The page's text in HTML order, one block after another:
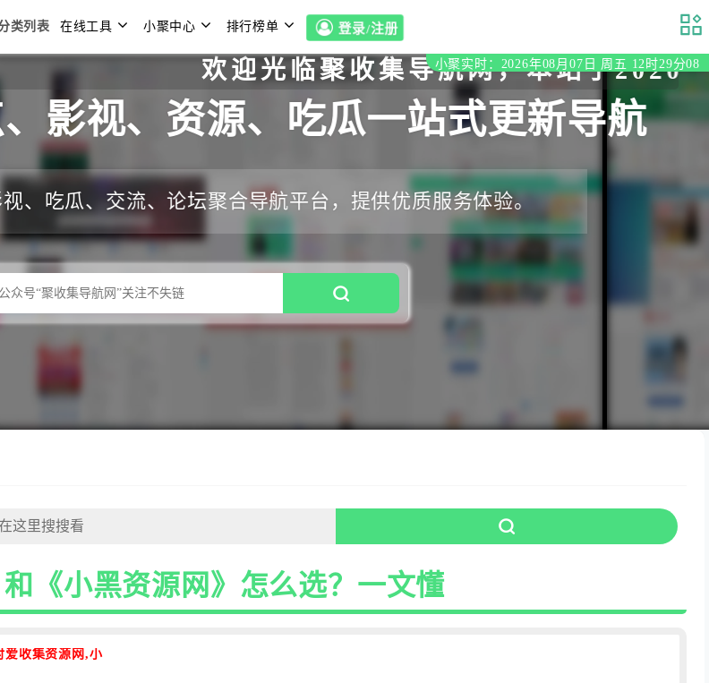
类列表 在线工具 小聚中心 排行榜单 登录/注册
小聚实时：2026年08月07日 周五 12时29分09
欢迎光临聚收集导航网，本站于2020年初立
影视、资源、吃瓜一站式更新导航
、吃瓜、交流、论坛聚合导航平台，提供优质服务体验。
和《小黑资源网》怎么选？一文懂
爱收集资源网,小